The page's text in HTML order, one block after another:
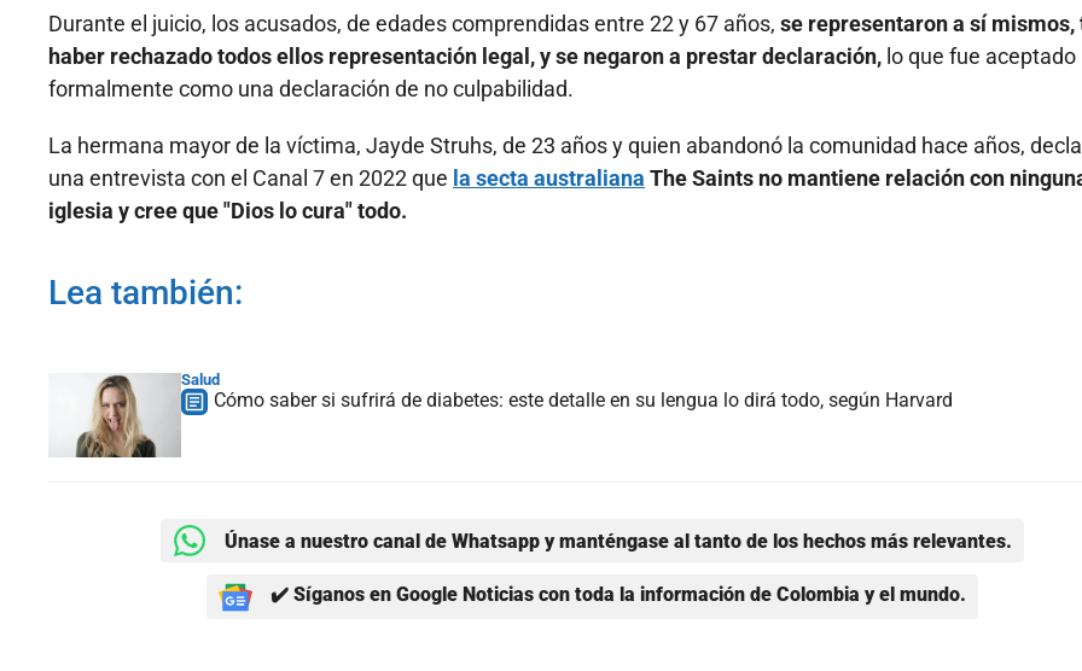
Durante el juicio, los acusados, de edades comprendidas entre 22 y 67 años, se representaron a sí mismos,
haber rechazado todos ellos representación legal, y se negaron a prestar declaración, lo que fue aceptado
formalmente como una declaración de no culpabilidad.
La hermana mayor de la víctima, Jayde Struhs, de 23 años y quien abandonó la comunidad hace años,
una entrevista con el Canal 7 en 2022 que la secta australiana The Saints no mantiene relación con
iglesia y cree que "Dios lo cura" todo.
Lea también:
Salud
Cómo saber si sufrirá de diabetes: este detalle en su lengua lo dirá todo, según Harvard
Únase a nuestro canal de Whatsapp y manténgase al tanto de los hechos más relevantes.
✔️ Síganos en Google Noticias con toda la información de Colombia y el mundo.